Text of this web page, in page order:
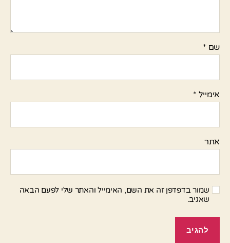
שם *
אימייל *
אתר
שמור בדפדפן זה את השם, האימייל והאתר שלי לפעם הבאה
שאגיב.